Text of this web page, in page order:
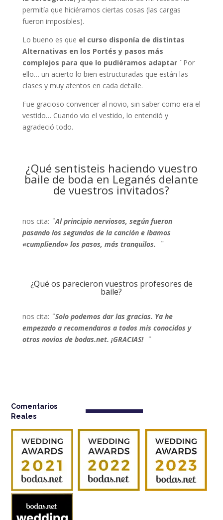
permitía que hiciéramos ciertas cosas (las cargas
fueron imposibles).
Lo bueno es que el curso disponía de distintas
Alternativas en los Portés y pasos más
complejos para que lo pudiéramos adaptar¨Por
ello… un acierto lo bien estructuradas que están las
clases y muy atentos en cada detalle.
Fue gracioso convencer al novio, sin saber como era el
vestido… Cuando vio el vestido, lo entendió y
agradeció todo.
¿Qué sentisteis haciendo vuestro
baile de boda en Leganés delante
de vuestros invitados?
nos cita: ¨Al principio nerviosos, según fueron
pasando los segundos de la canción e íbamos
«cumpliendo» los pasos, más tranquilos.
¨
¿Qué os parecieron vuestros profesores de
baile?
nos cita: ¨Solo podemos dar las gracias. Ya he
empezado a recomendaros a todos mis conocidos y
otros novios de bodas.net. ¡GRACIAS! ¨
Comentarios
Reales